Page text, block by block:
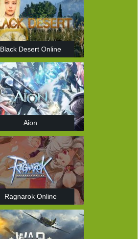
Black Desert Online
Aion
Ragnarok Online